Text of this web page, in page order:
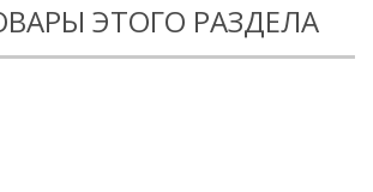
ЭТОГО РАЗДЕЛА